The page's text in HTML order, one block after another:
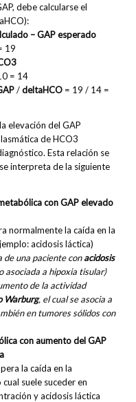
debe calcularse el
– GAP esperado
19
= 14
/deltaHCO = 19 / 14 =
elevación del GAP
de HCO3
Esta relación se
interpreta de la siguiente
con GAP elevado
normalmente la caída en la
acidosis láctica)
de una paciente conacidosis
asociada a hipoxia tisular)
de la actividad
Warburg, el cual se asocia a
en tumores sólidos con
con aumento del GAP
la caída en la
suele suceder en
y acidosis láctica